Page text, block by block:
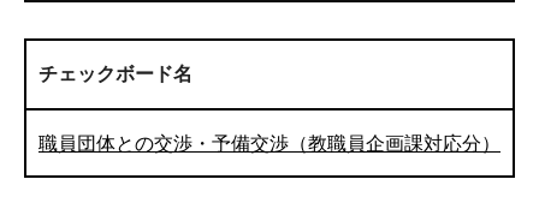
チェックボード名
職員団体との交渉・予備交渉（教職員企画課対応分）